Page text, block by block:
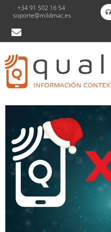
+34 91 502 16 54
soporte@mildmac.es